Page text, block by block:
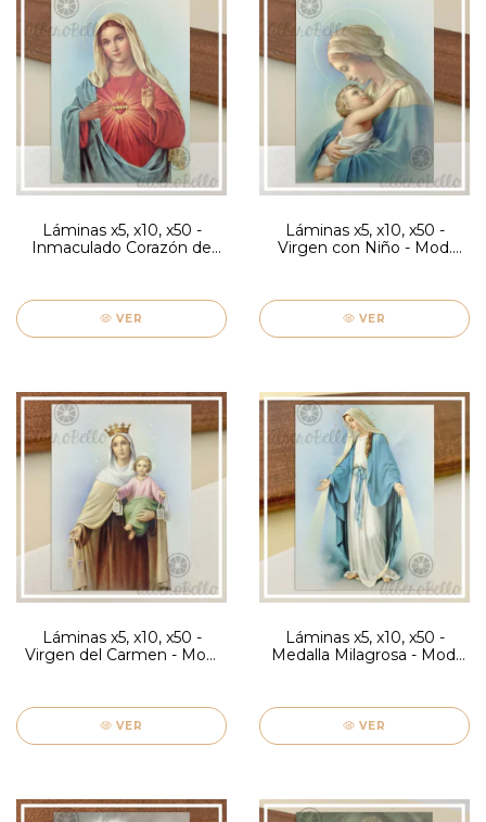
Láminas x5, x10, x50 -
Inmaculado Corazón de
VER
Láminas x5, x10, x50 -
Virgen con Niño - Mod.
VER
Láminas x5, x10, x50 -
Virgen del Carmen - Mod.
VER
Láminas x5, x10, x50 -
Medalla Milagrosa - Mod.
VER